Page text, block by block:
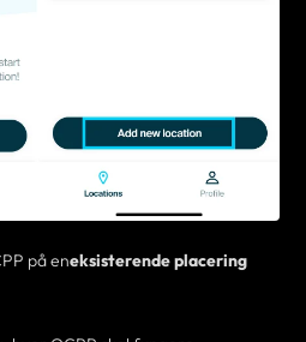
på eneksisterende placering